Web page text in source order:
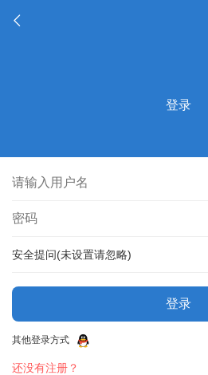
登录
安全提问(未设置请忽略)
登录
其他登录方式
还没有注册？